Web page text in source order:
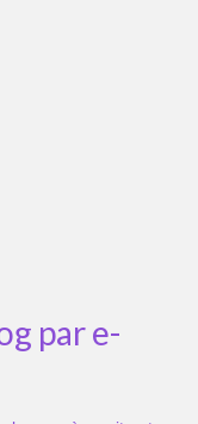
par e-